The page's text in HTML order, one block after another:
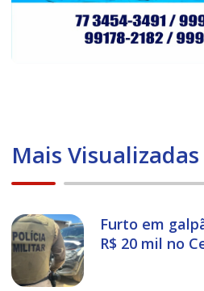
Mais Visualizadas
Furto em
R$ 20 mil no